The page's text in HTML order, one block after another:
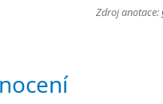
Zdroj anotace: